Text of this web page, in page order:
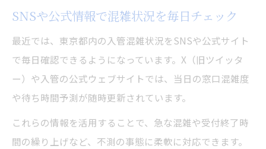
SNSや公式情報で混雑状況を毎日チェック
最近では、東京都内の入管混雑状況をSNSや公式サイト
で毎日確認できるようになっています。X（旧ツイッタ
ー）や入管の公式ウェブサイトでは、当日の窓口混雑度
や待ち時間予測が随時更新されています。
これらの情報を活用することで、急な混雑や受付終了時
間の繰り上げなど、不測の事態に柔軟に対応できます。